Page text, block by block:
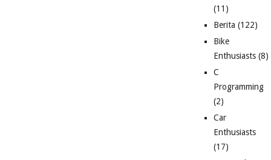
(11)
Berita (122)
Bike
Enthusiasts (8)
C
Programming
(2)
Car
Enthusiasts
(17)